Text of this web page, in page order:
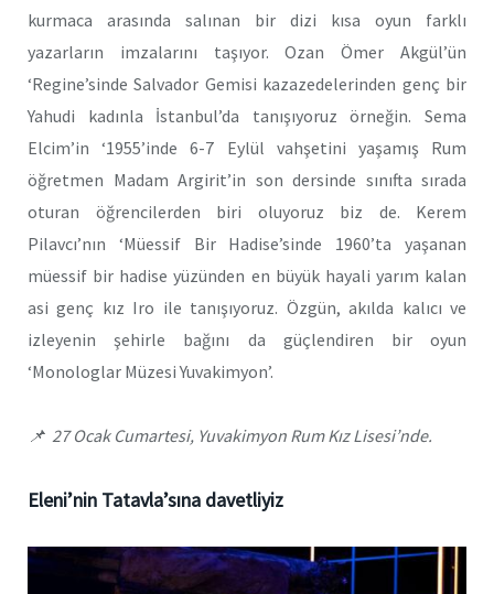
kurmaca arasında salınan bir dizi kısa oyun farklı
yazarların imzalarını taşıyor. Ozan Ömer Akgül’ün
‘Regine’sinde Salvador Gemisi kazazedelerinden genç bir
Yahudi kadınla İstanbul’da tanışıyoruz örneğin. Sema
Elcim’in ‘1955’inde 6-7 Eylül vahşetini yaşamış Rum
öğretmen Madam Argirit’in son dersinde sınıfta sırada
oturan öğrencilerden biri oluyoruz biz de. Kerem
Pilavcı’nın ‘Müessif Bir Hadise’sinde 1960’ta yaşanan
müessif bir hadise yüzünden en büyük hayali yarım kalan
asi genç kız Iro ile tanışıyoruz. Özgün, akılda kalıcı ve
izleyenin şehirle bağını da güçlendiren bir oyun
‘Monologlar Müzesi Yuvakimyon’.
📌 27 Ocak Cumartesi, Yuvakimyon Rum Kız Lisesi’nde.
Eleni’nin Tatavla’sına davetliyiz